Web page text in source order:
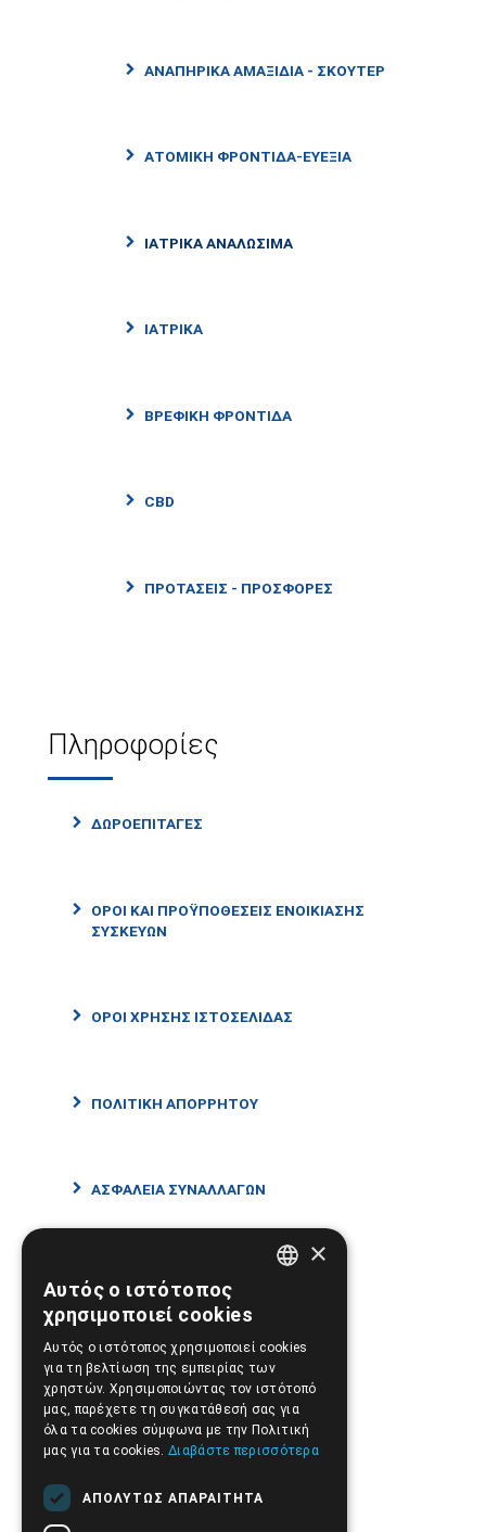
ΑΝΑΠΗΡΙΚΑ ΑΜΑΞΙΔΙΑ - ΣΚΟΥΤΕΡ
ΑΤΟΜΙΚΗ ΦΡΟΝΤΙΔΑ-ΕΥΕΞΙΑ
ΙΑΤΡΙΚΑ ΑΝΑΛΩΣΙΜΑ
ΙΑΤΡΙΚΑ
ΒΡΕΦΙΚΗ ΦΡΟΝΤΙΔΑ
CBD
ΠΡΟΤΑΣΕΙΣ - ΠΡΟΣΦΟΡΕΣ
Πληροφορίες
ΔΩΡΟΕΠΙΤΑΓΕΣ
ΟΡΟΙ ΚΑΙ ΠΡΟΫΠΟΘΕΣΕΙΣ ΕΝΟΙΚΙΑΣΗΣ
ΣΥΣΚΕΥΩΝ
ΟΡΟΙ ΧΡΗΣΗΣ ΙΣΤΟΣΕΛΙΔΑΣ
ΠΟΛΙΤΙΚΗ ΑΠΟΡΡΗΤΟΥ
ΑΣΦΑΛΕΙΑ ΣΥΝΑΛΛΑΓΩΝ
ΕΠΙΣΤΡΟΦΕΣ ΚΑΙ ΑΚΥΡΩΣΕΙΣ
Σημεία Υπεροχής
×
Αυτός ο ιστότοπος
χρησιμοποιεί cookies
Αυτός ο ιστότοπος χρησιμοποιεί cookies
για τη βελτίωση της εμπειρίας των
χρηστών. Χρησιμοποιώντας τον ιστότοπό
μας, παρέχετε τη συγκατάθεσή σας για
όλα τα cookies σύμφωνα με την Πολιτική
μας για τα cookies. Διαβάστε περισσότερα
ΑΠΟΛΎΤΩΣ ΑΠΑΡΑΊΤΗΤΑ